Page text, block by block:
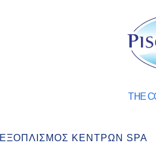
THE
ΕΞΟΠΛΙΣΜΌΣ ΚΈΝΤΡΩΝ SPA